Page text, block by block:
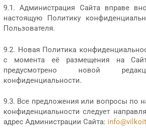
9.1. Администрация Сайта вправе
настоящую Политику
Пользователя.
9.2. Новая Политика
с момента её размещения на
предусмотрено новой
конфиденциальности.
9.3. Все предложения или вопросы по
конфиденциальности следует
адрес Администрации Сайта: